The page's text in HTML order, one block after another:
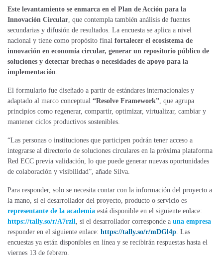
Este levantamiento se enmarca en el Plan de Acción para la
Innovación Circular, que contempla también análisis de fuentes
secundarias y difusión de resultados. La encuesta se aplica a nivel
nacional y tiene como propósito final fortalecer el ecosistema de
innovación en economía circular, generar un repositorio público de
soluciones y detectar brechas o necesidades de apoyo para la
implementación.
El formulario fue diseñado a partir de estándares internacionales y
adaptado al marco conceptual “Resolve Framework”, que agrupa
principios como regenerar, compartir, optimizar, virtualizar, cambiar y
mantener ciclos productivos sostenibles.
“Las personas o instituciones que participen podrán tener acceso a
integrarse al directorio de soluciones circulares en la próxima plataforma
Red ECC previa validación, lo que puede generar nuevas oportunidades
de colaboración y visibilidad”, añade Silva.
Para responder, solo se necesita contar con la información del proyecto a
la mano, si el desarrollador del proyecto, producto o servicio es
representante de la academia está disponible en el siguiente enlace:
https://tally.so/r/A7rzll, si el desarrollador corresponde a una empresa
responder en el siguiente enlace: https://tally.so/r/mDGl4p. Las
encuestas ya están disponibles en línea y se recibirán respuestas hasta el
viernes 13 de febrero.